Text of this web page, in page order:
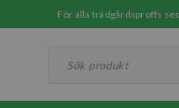
För alla trädgårdsproffs